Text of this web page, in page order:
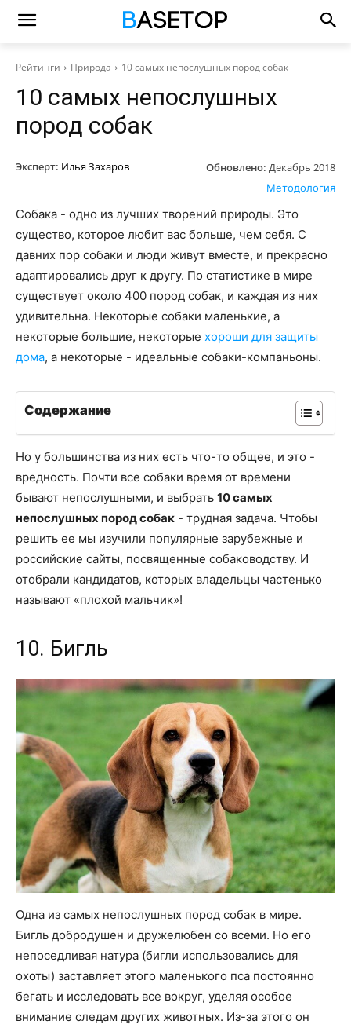
Рейтинги Природа 10 самых непослушных пород собак
10 самых непослушных
пород собак
Эксперт: Илья Захаров Обновлено: Декабрь 2018
Методология
Собака - одно из лучших творений природы. Это
существо, которое любит вас больше, чем себя. С
давних пор собаки и люди живут вместе, и прекрасно
адаптировались друг к другу. По статистике в мире
существует около 400 пород собак, и каждая из них
удивительна. Некоторые собаки маленькие, а
некоторые большие, некоторые хороши для защиты
дома, а некоторые - идеальные собаки-компаньоны.
Содержание
Но у большинства из них есть что-то общее, и это -
вредность. Почти все собаки время от времени
бывают непослушными, и выбрать 10 самых
непослушных пород собак - трудная задача. Чтобы
решить ее мы изучили популярные зарубежные и
российские сайты, посвященные собаководству. И
отобрали кандидатов, которых владельцы частенько
называют «плохой мальчик»!
10. Бигль
Одна из самых непослушных пород собак в мире.
Бигль добродушен и дружелюбен со всеми. Но его
непоседливая натура (бигли использовались для
охоты) заставляет этого маленького пса постоянно
бегать и исследовать все вокруг, уделяя особое
внимание следам других животных. Из-за этого он